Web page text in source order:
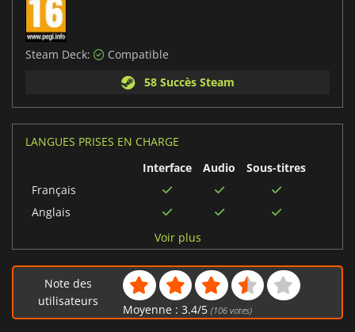
Steam Deck:
Compatible
58 Succès Steam
LANGUES PRISES EN CHARGE
Interface
Audio
Sous-titres
Français
Anglais
Portugais brésilien
Russe
Italien
Voir plus
Note des
utilisateurs
Moyenne : 3.4/5 (106votes)